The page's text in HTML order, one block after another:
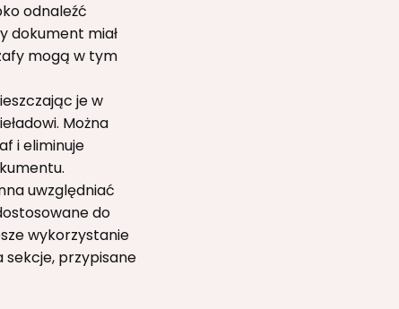
odnaleźć
dokument miał
mogą w tym
je w
Można
i eliminuje
uwzględniać
do
wykorzystanie
sekcje, przypisane